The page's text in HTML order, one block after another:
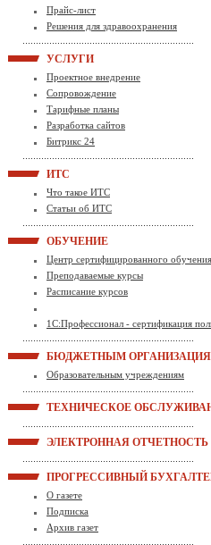
Прайс-лист
Решения для здравоохранения
УСЛУГИ
Проектное внедрение
Сопровождение
Тарифные планы
Разработка сайтов
Битрикс 24
ИТС
Что такое ИТС
Статьи об ИТС
ОБУЧЕНИЕ
Центр сертифицированного обучения
Преподаваемые курсы
Расписание курсов
1С:Профессионал - сертификация
БЮДЖЕТНЫМ
Образовательным учреждениям
ТЕХНИЧЕСКОЕ
ЭЛЕКТРОННАЯ ОТЧЕТНОСТЬ
ПРОГРЕССИВНЫЙ
О газете
Подписка
Архив газет